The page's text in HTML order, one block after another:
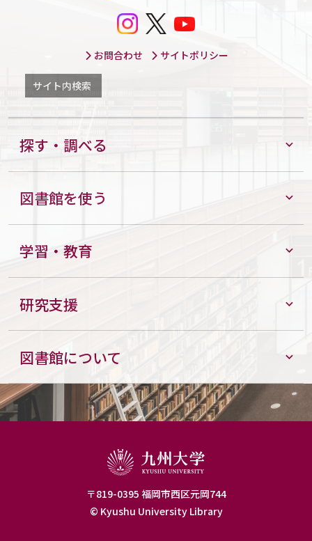
お問合わせ サイトポリシー
サイト内検索
探す・調べる
図書館を使う
学習・教育
研究支援
図書館について
〒819-0395 福岡市西区元岡744
© Kyushu University Library